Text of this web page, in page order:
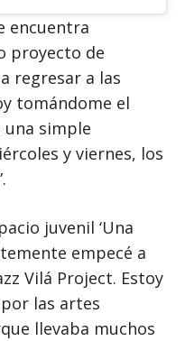
encuentra
proyecto de
regresar a las
tomándome el
simple
y viernes, los
juvenil ‘Una
empecé a
Vilá Project. Estoy
las artes
llevaba muchos